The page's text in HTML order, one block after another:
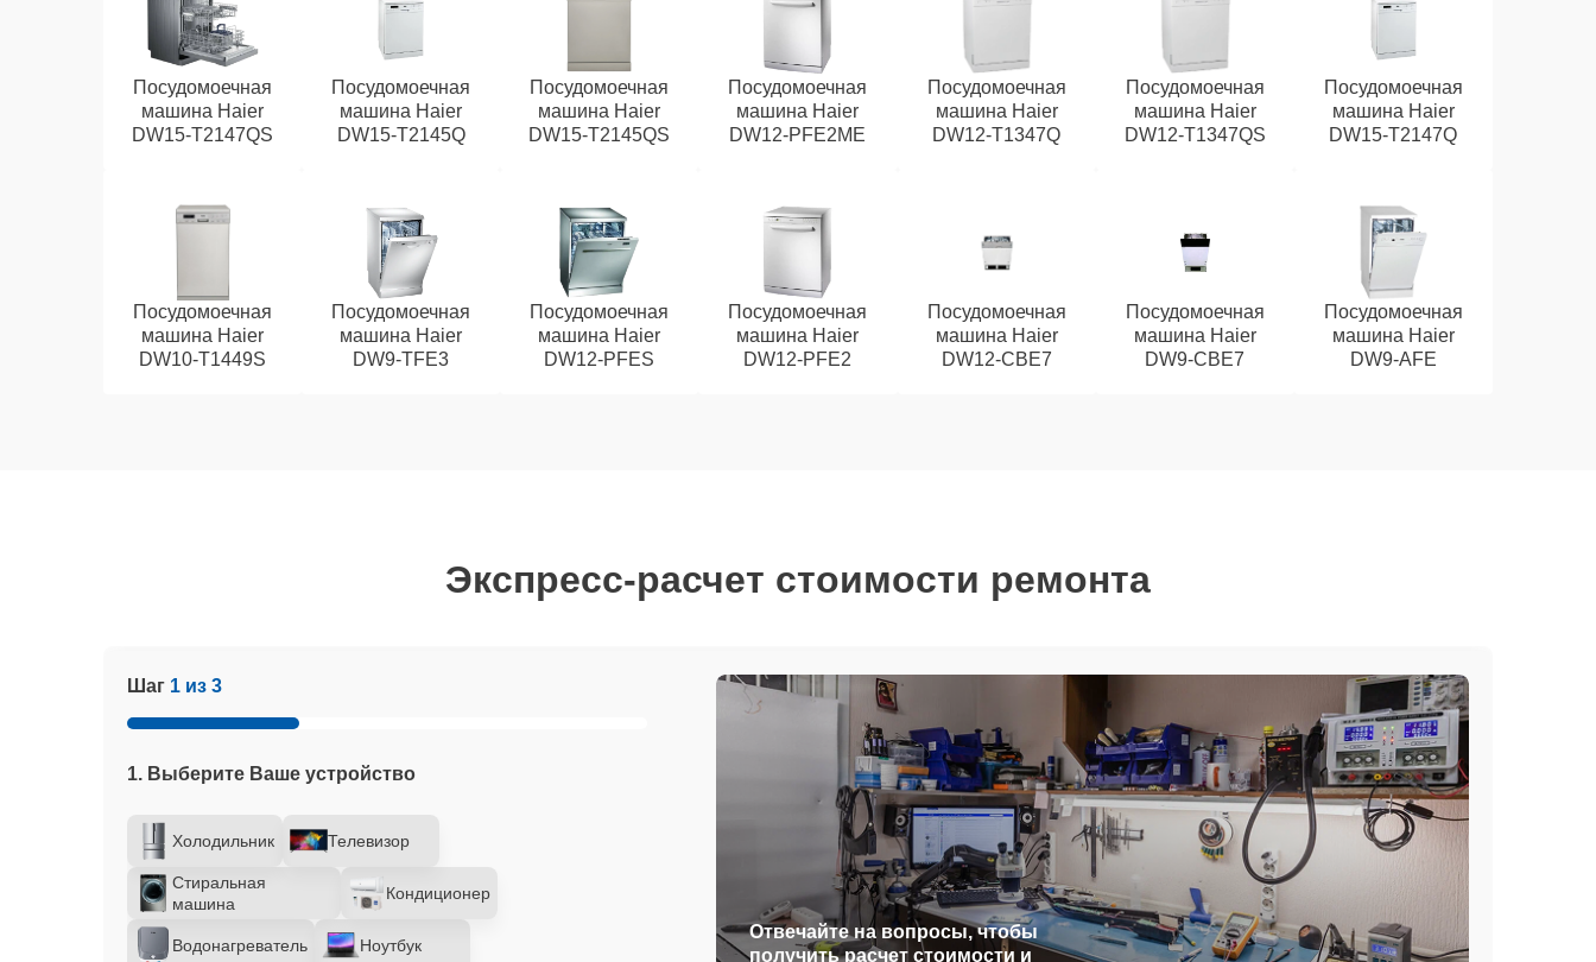
Посудомоечная
машина Haier
DW15-T2147QS
Посудомоечная
машина Haier
DW15-T2145Q
Посудомоечная
машина Haier
DW15-T2145QS
Посудомоечная
машина Haier
DW12-PFE2ME
Посудомоечная
машина Haier
DW12-T1347Q
Посудомоечная
машина Haier
DW12-T1347QS
Посудомоечная
машина Haier
DW15-T2147Q
Посудомоечная
машина Haier
DW10-T1449S
Посудомоечная
машина Haier
DW9-TFE3
Посудомоечная
машина Haier
DW12-PFES
Посудомоечная
машина Haier
DW12-PFE2
Посудомоечная
машина Haier
DW12-CBE7
Посудомоечная
машина Haier
DW9-CBE7
Посудомоечная
машина Haier
DW9-AFE
Экспресс-расчет стоимости ремонта
Шаг 1 из 3
1. Выберите Ваше устройство
Холодильник Телевизор
Стиральная
машина
Кондиционер
Водонагреватель Ноутбук
Отвечайте на вопросы, чтобы
получить расчет стоимости и